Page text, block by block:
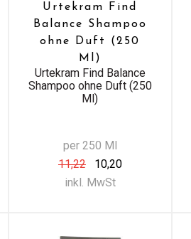
Urtekram Find
Balance Shampoo
ohne Duft (250
Ml)
Urtekram Find Balance
Shampoo ohne Duft (250
Ml)
per 250 Ml
11,22
10,20
inkl. MwSt